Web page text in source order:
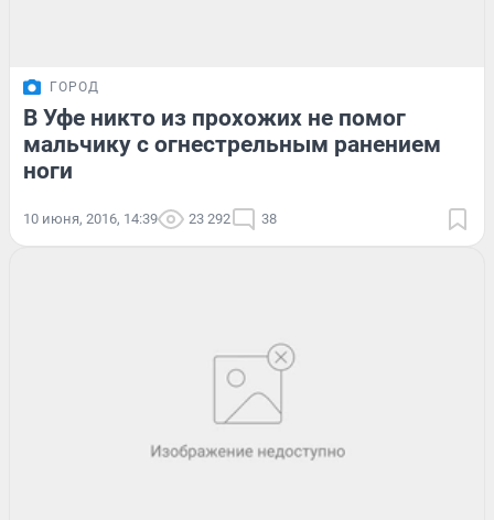
ГОРОД
В Уфе никто из прохожих не помог
мальчику с огнестрельным ранением
ноги
10 июня, 2016, 14:39 23 292 38